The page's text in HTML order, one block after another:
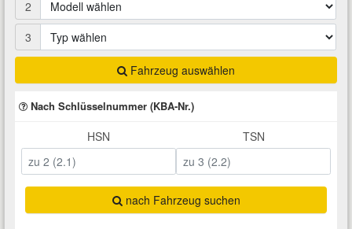
2
3
Fahrzeug auswählen
Nach Schlüsselnummer (KBA-Nr.)
HSN TSN
nach Fahrzeug suchen
Heizung und Klimaanlage
Kraftstoffsystem
Kühlung
Lenkung
Motor
Montage
Reiniger
Rostlöser
Scheibenkleber
Schmiermittel
Total Motoröle
Druckluft Werkzeuge
Fahrwerk Werkzeuge
Halterung Abgasstrang
Handwerkzeuge
Kfz Spezialwerkzeuge
Glühlampen
Kfz-Pflege
Kofferraumwanne
Ladetechnik für Elektroautos
Marderschutz
VW Ersatzteile
Abarth Ersatzteile
Alfa Romeo Ersatzteile
Audi Ersatzteile
BMW Ersatzteile